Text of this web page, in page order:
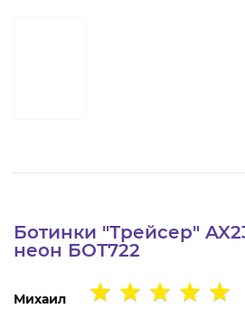
Ботинки "Трейсер"
неон БОТ722
Михаил